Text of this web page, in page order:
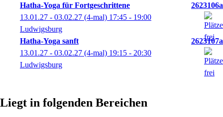
Hatha-Yoga für Fortgeschrittene
2623106a
13.01.27 - 03.02.27 (4-mal) 17:45 - 19:00
Ludwigsburg
Hatha-Yoga sanft
2623107a
13.01.27 - 03.02.27 (4-mal) 19:15 - 20:30
Ludwigsburg
Liegt in folgenden Bereichen